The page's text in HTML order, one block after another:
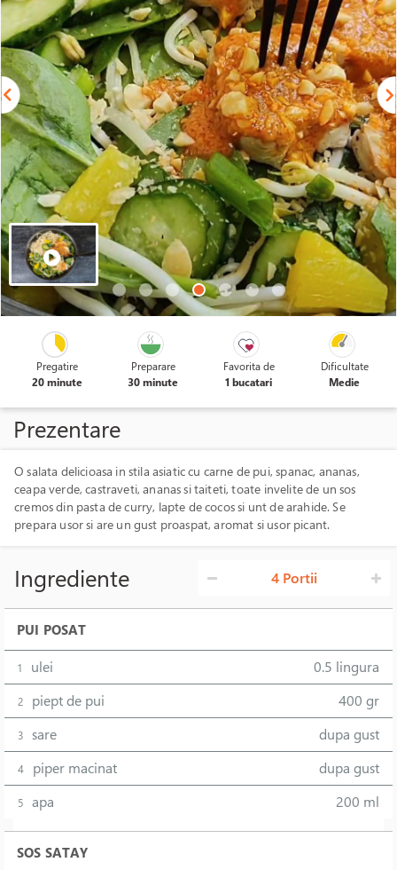
Pregatire
20 minute
Preparare
30 minute
Favorita de
1 bucatari
Dificultate
Medie
Prezentare
O salata delicioasa in stila asiatic cu carne de pui, spanac, ananas,
ceapa verde, castraveti, ananas si taiteti, toate invelite de un sos
cremos din pasta de curry, lapte de cocos si unt de arahide. Se
prepara usor si are un gust proaspat, aromat si usor picant.
Ingrediente 4 Portii
PUI POSAT
1 ulei 0.5 lingura
2 piept de pui 400 gr
3 sare dupa gust
4 piper macinat dupa gust
5 apa 200 ml
SOS SATAY